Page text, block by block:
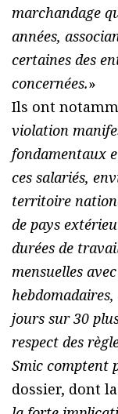
marchandage
années,
certaines des
concernées.»
Ils ont
violation
fondamentaux
ces salariés,
territoire
de pays
durées de
mensuelles
jours sur 30
respect des
Smic comptent
dossier, dont